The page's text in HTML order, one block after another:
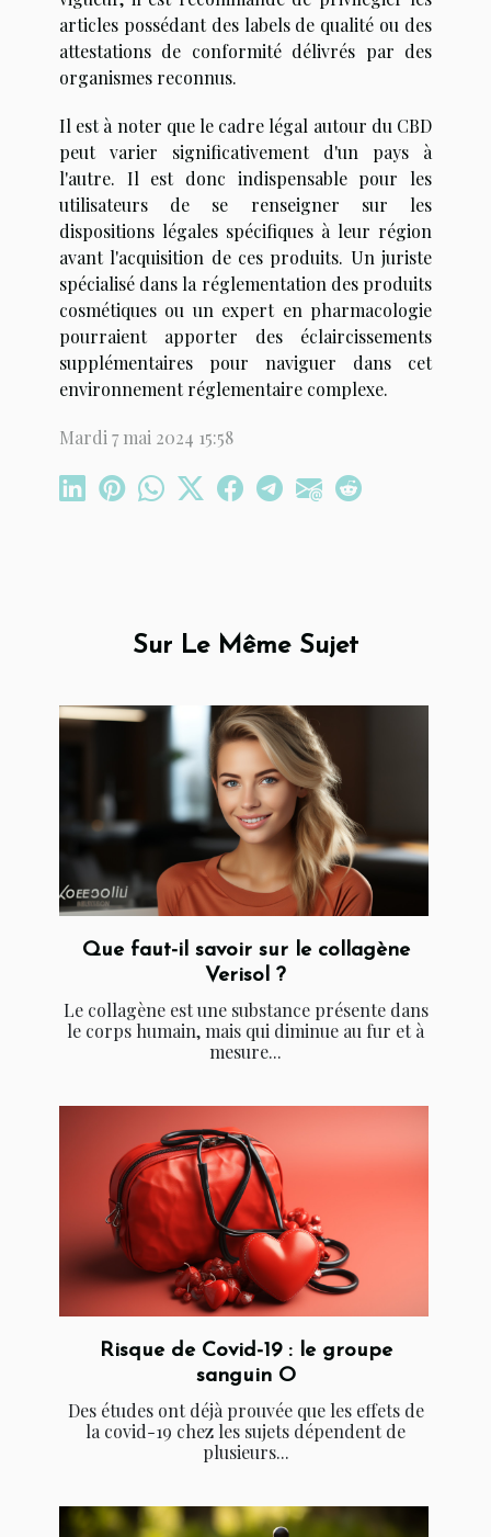
articles possédant des labels de qualité ou des
attestations de conformité délivrés par des
organismes reconnus.
Il est à noter que le cadre légal autour du CBD
peut varier significativement d'un pays à
l'autre. Il est donc indispensable pour les
utilisateurs de se renseigner sur les
dispositions légales spécifiques à leur région
avant l'acquisition de ces produits. Un juriste
spécialisé dans la réglementation des produits
cosmétiques ou un expert en pharmacologie
pourraient apporter des éclaircissements
supplémentaires pour naviguer dans cet
environnement réglementaire complexe.
Mardi 7 mai 2024 15:58
Sur Le Même Sujet
Que faut-il savoir sur le collagène
Verisol ?
Le collagène est une substance présente dans
le corps humain, mais qui diminue au fur et à
mesure...
Risque de Covid-19 : le groupe
sanguin O
Des études ont déjà prouvée que les effets de
la covid-19 chez les sujets dépendent de
plusieurs...